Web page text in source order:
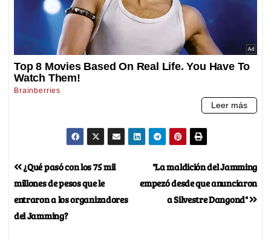
"La maldición del Jamming
empezó desde que anunciaron
a Silvestre Dangond"
¿Qué pasó con los 75 mil
millones de pesos que le
entraron a los organizadores
del Jamming?